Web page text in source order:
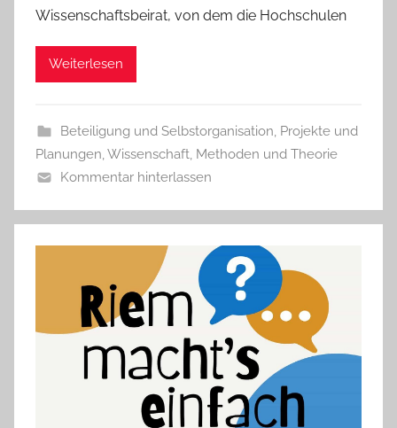
Wissenschaftsbeirat, von dem die Hochschulen
Weiterlesen
Beteiligung und Selbstorganisation, Projekte und
Planungen,Wissenschaft, Methoden und Theorie
Kommentar hinterlassen